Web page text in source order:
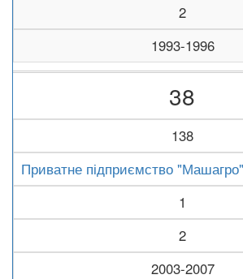
2
1993-1996
38
138
Приватне підприємство
1
2
2003-2007